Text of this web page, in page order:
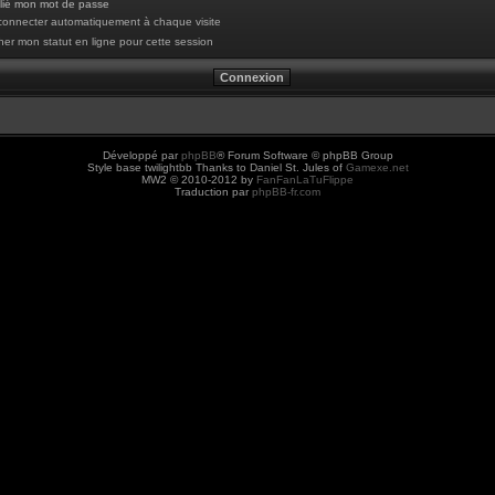
mon mot de passe
automatiquement à chaque visite
mon statut en ligne pour cette session
Développé par phpBB® Forum Software © phpBB Group
Style base twilightbb Thanks to Daniel St. Jules of Gamexe.net
MW2 © 2010-2012 by FanFanLaTuFlippe
Traduction par phpBB-fr.com